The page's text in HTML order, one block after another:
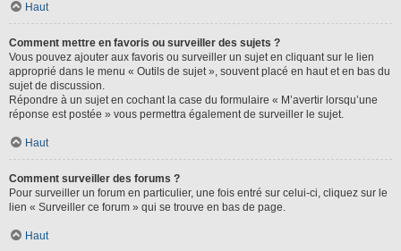
Haut
Comment mettre en favoris ou surveiller des sujets ?
Vous pouvez ajouter aux favoris ou surveiller un sujet en cliquant sur le lien
approprié dans le menu « Outils de sujet », souvent placé en haut et en bas du
sujet de discussion.
Répondre à un sujet en cochant la case du formulaire « M’avertir lorsqu’une
réponse est postée » vous permettra également de surveiller le sujet.
Haut
Comment surveiller des forums ?
Pour surveiller un forum en particulier, une fois entré sur celui-ci, cliquez sur le
lien « Surveiller ce forum » qui se trouve en bas de page.
Haut